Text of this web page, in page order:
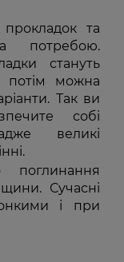
та
потребою.
стануть
можна
Так ви
собі
великі
Сучасні
і при